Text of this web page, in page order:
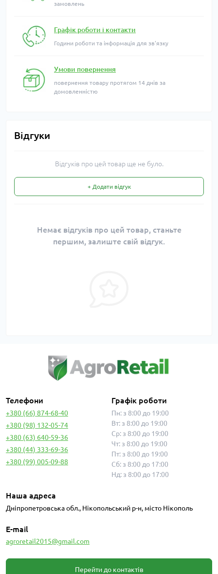
замовлень
Графік роботи і контакти
Години роботи та інформація для зв'язку
Умови повернення
повернення товару протягом 14 днів за
домовленністю
Відгуки
Відгуків про цей товар ще не було.
+ Додати відгук
Немає відгуків про цей товар, станьте
першим, залиште свій відгук.
Телефони
+380 (66) 874-68-40
+380 (98) 132-05-74
+380 (63) 640-59-36
+380 (44) 333-69-36
+380 (99) 005-09-88
Графік роботи
Пн: з 8:00 до 19:00
Вт: з 8:00 до 19:00
Ср: з 8:00 до 19:00
Чт: з 8:00 до 19:00
Пт: з 8:00 до 19:00
Сб: з 8:00 до 17:00
Нд: з 8:00 до 17:00
Наша адреса
Дніпропетровська обл., Нікопольський р-н, місто Нікополь
E-mail
agroretail2015@gmail.com
Перейти до контактів